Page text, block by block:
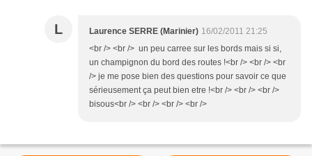
L Laurence SERRE (Marinier) 16/02/2011 21:25
<br /> <br /> un peu carree sur les bords mais si si,
un champignon du bord des routes !<br /> <br /> <br
/> je me pose bien des questions pour savoir ce que
sérieusement ça peut bien etre !<br /> <br /> <br />
bisous<br /> <br /> <br /> <br />